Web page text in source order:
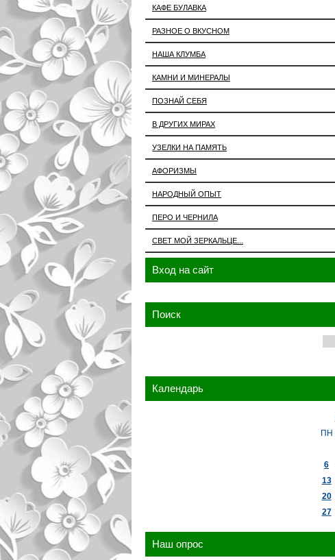
КАФЕ БУЛАВКА
РАЗНОЕ О ВКУСНОМ
НАША КЛУМБА
КАМНИ И МИНЕРАЛЫ
ПОЗНАЙ СЕБЯ
В ДРУГИХ МИРАХ
УЗЕЛКИ НА ПАМЯТЬ
АФОРИЗМЫ
НАРОДНЫЙ ОПЫТ
ПЕРО И ЧЕРНИЛА
СВЕТ МОЙ ЗЕРКАЛЬЦЕ...
Вход на сайт
Поиск
Календарь
ПН
6
13
20
27
Наш опрос